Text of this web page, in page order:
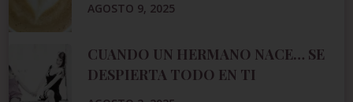
AGOSTO 9, 2025
CUANDO UN HERMANO NACE… SE
DESPIERTA TODO EN TI